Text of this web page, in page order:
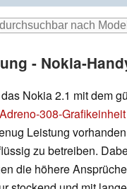
- Nokia-
Nokia 2.1 mit dem
Adreno-308-Grafikeinheit
Leistung
zu betreiben.
die höhere